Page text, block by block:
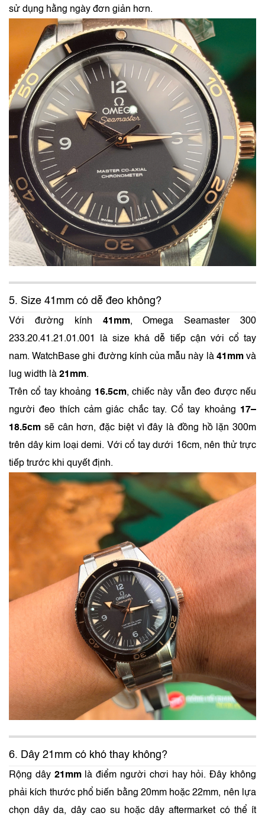
sử dụng hằng ngày đơn giản hơn.
5. Size 41mm có dễ đeo không?
Với đường kính 41mm, Omega Seamaster 300
233.20.41.21.01.001 là size khá dễ tiếp cận với cổ tay
nam. WatchBase ghi đường kính của mẫu này là 41mmvà
lug width là 21mm.
Trên cổ tay khoảng 16.5cm, chiếc này vẫn đeo được nếu
người đeo thích cảm giác chắc tay. Cổ tay khoảng 17–
18.5cm sẽ cân hơn, đặc biệt vì đây là đồng hồ lặn 300m
trên dây kim loại demi. Với cổ tay dưới 16cm, nên thử trực
tiếp trước khi quyết định.
6. Dây 21mm có khó thay không?
Rộng dây 21mmlà điểm người chơi hay hỏi. Đây không
phải kích thước phổ biến bằng 20mm hoặc 22mm, nên lựa
chọn dây da, dây cao su hoặc dây aftermarket có thể ít